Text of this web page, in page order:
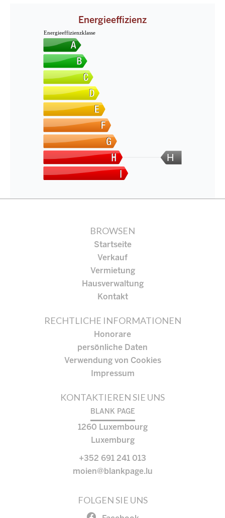
Energieeffizienz
H
Energieeffizienzklasse
BROWSEN
Startseite
Verkauf
Vermietung
Hausverwaltung
Kontakt
RECHTLICHE INFORMATIONEN
Honorare
persönliche Daten
Verwendung von Cookies
Impressum
KONTAKTIEREN SIE UNS
BLANK PAGE
1260 Luxembourg
Luxemburg
+352 691 241 013
moien@blankpage.lu
FOLGEN SIE UNS